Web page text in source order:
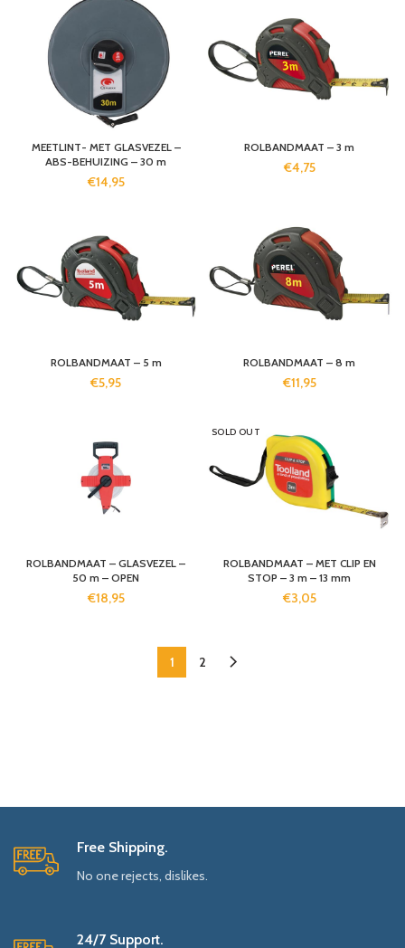
MEETLINT- MET GLASVEZEL –
ABS-BEHUIZING – 30 m
€14,95
ROLBANDMAAT – 3 m
€4,75
ROLBANDMAAT – 5 m
€5,95
ROLBANDMAAT – 8 m
€11,95
ROLBANDMAAT – GLASVEZEL –
50 m – OPEN
€18,95
SOLD OUT
ROLBANDMAAT – MET CLIP EN
STOP – 3 m – 13 mm
€3,05
1 2
Free Shipping.
No one rejects, dislikes.
24/7 Support.